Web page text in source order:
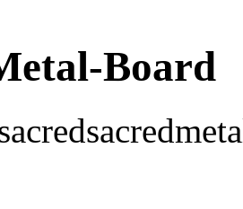
Board